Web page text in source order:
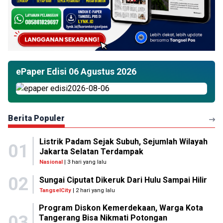
ePaper Edisi 06 Agustus 2026
Berita Populer
01
Listrik Padam Sejak Subuh, Sejumlah Wilayah
Jakarta Selatan Terdampak
Nasional| 3 hari yang lalu
02 Sungai Ciputat Dikeruk Dari Hulu Sampai Hilir
TangselCity | 2 hari yang lalu
Program Diskon Kemerdekaan, Warga Kota
Tangerang Bisa Nikmati Potongan